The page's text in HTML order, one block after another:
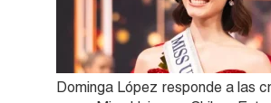
Dominga López responde a las